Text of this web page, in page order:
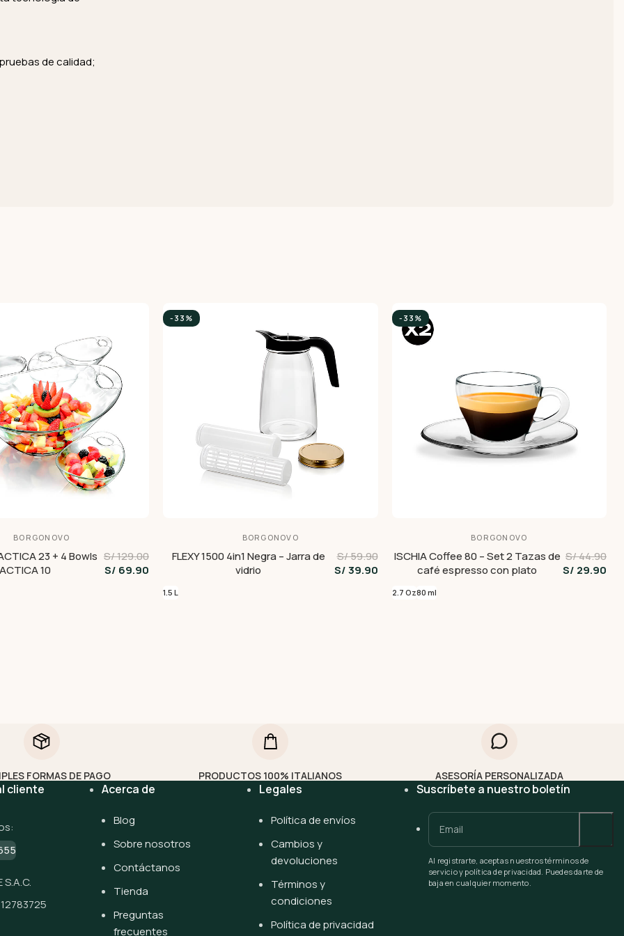
de calidad;
BORGONOVO
23 + 4 Bowls
10
S/ 129.00
S/ 69.90
-33%
BORGONOVO
FLEXY 1500 4in1 Negra – Jarra de
vidrio
S/ 59.90
S/ 39.90
1.5 L
-33%
BORGONOVO
ISCHIA Coffee 80 – Set 2 Tazas de
café espresso con plato
S/ 44.90
S/ 29.90
2.7 Oz80 ml
FORMAS DE PAGO PRODUCTOS 100% ITALIANOS ASESORÍA PERSONALIZADA
cliente
S.A.C.
Acerca de
Blog
Sobre nosotros
Contáctanos
Tienda
Preguntas
frecuentes
Legales
Política de envíos
Cambios y
devoluciones
Términos y
condiciones
Política de privacidad
Suscríbete a nuestro boletín
Al registrarte, aceptas nuestros términos de
servicio y política de privacidad. Puedes darte de
baja en cualquier momento.